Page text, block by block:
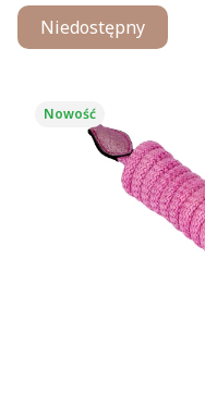
Niedostępny
Nowość